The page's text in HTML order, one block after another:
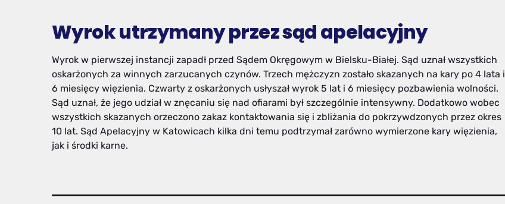
Wyrok utrzymany przez sąd apelacyjny
Wyrok w pierwszej instancji zapadł przed Sądem Okręgowym w Bielsku-Białej. Sąd uznał wszystkich
oskarżonych za winnych zarzucanych czynów. Trzech mężczyzn zostało skazanych na kary po 4 lata i
6 miesięcy więzienia. Czwarty z oskarżonych usłyszał wyrok 5 lat i 6 miesięcy pozbawienia wolności.
Sąd uznał, że jego udział w znęcaniu się nad ofiarami był szczególnie intensywny. Dodatkowo wobec
wszystkich skazanych orzeczono zakaz kontaktowania się i zbliżania do pokrzywdzonych przez okres
10 lat. Sąd Apelacyjny w Katowicach kilka dni temu podtrzymał zarówno wymierzone kary więzienia,
jak i środki karne.